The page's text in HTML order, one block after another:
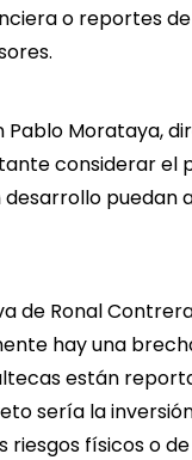
o reportes
Pablo Morataya,
considerar
desarrollo
de Ronal
hay una
están
sería la
riesgos físicos o